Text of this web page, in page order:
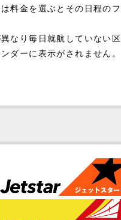
料金を選ぶとその日程のフ
なり毎日就航していない区
ダーに表示がされません。